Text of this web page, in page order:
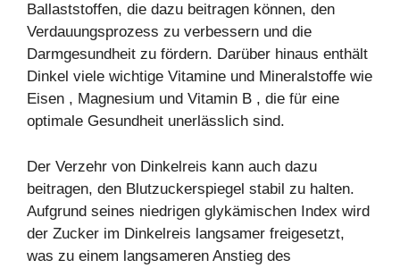
Ballaststoffen, die dazu beitragen können, den
Verdauungsprozess zu verbessern und die
Darmgesundheit zu fördern. Darüber hinaus enthält
Dinkel viele wichtige Vitamine und Mineralstoffe wie
Eisen , Magnesium und Vitamin B , die für eine
optimale Gesundheit unerlässlich sind.
Der Verzehr von Dinkelreis kann auch dazu
beitragen, den Blutzuckerspiegel stabil zu halten.
Aufgrund seines niedrigen glykämischen Index wird
der Zucker im Dinkelreis langsamer freigesetzt,
was zu einem langsameren Anstieg des